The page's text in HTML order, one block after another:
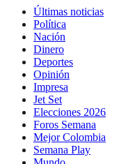
Últimas noticias
Política
Nación
Dinero
Deportes
Opinión
Impresa
Jet Set
Elecciones 2026
Foros Semana
Mejor Colombia
Semana Play